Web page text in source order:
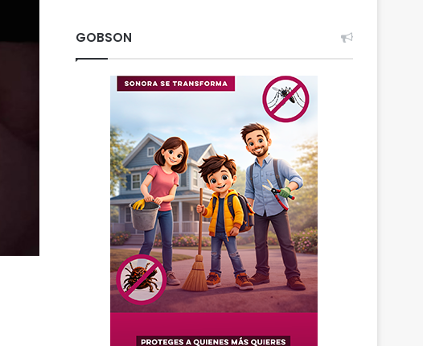
GOBSON